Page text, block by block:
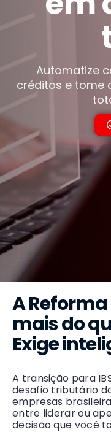
Automatize
créditos e tome
A
mais do
Exige
A transição para
desafio tributário
empresas
entre liderar ou
decisão que você